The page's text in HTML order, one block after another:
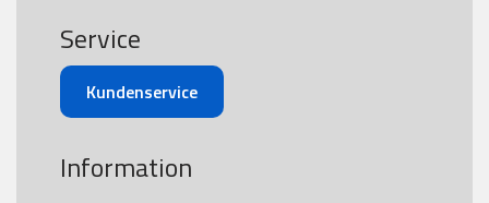
Service
Kundenservice
Information